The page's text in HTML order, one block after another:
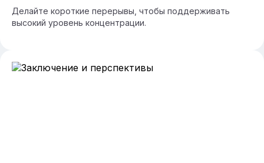
Делайте короткие перерывы, чтобы поддерживать
высокий уровень концентрации.